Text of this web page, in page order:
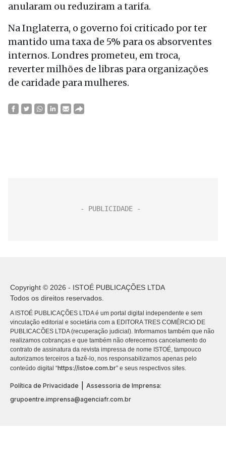
anularam ou reduziram a tarifa.
Na Inglaterra, o governo foi criticado por ter
mantido uma taxa de 5% para os absorventes
internos. Londres prometeu, em troca,
reverter milhões de libras para organizações
de caridade para mulheres.
Copyright © 2026 - ISTOÉ PUBLICAÇÕES LTDA
Todos os direitos reservados.
A ISTOÉ PUBLICAÇÕES LTDA é um portal digital independente e sem
vinculação editorial e societária com a EDITORA TRES COMÉRCIO DE
PUBLICACÕES LTDA (recuperação judicial). Informamos também que não
realizamos cobranças e que também não oferecemos cancelamento do
contrato de assinatura da revista impressa de nome ISTOÉ, tampouco
autorizamos terceiros a fazê-lo, nos responsabilizamos apenas pelo
conteúdo digital “https://istoe.com.br” e seus respectivos sites.
Política de Privacidade
Assessoria de Imprensa:
grupoentre.imprensa@agenciafr.com.br